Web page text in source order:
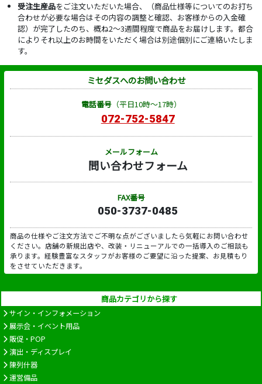
受注生産品をご注文いただいた場合、（商品仕様等についてのお打ち
合わせが必要な場合はその内容の調整と確認、お客様からの入金確
認）が完了したのち、概ね2～3週間程度で商品をお届けします。都合
によりそれ以上のお時間をいただく場合は別途個別にご連絡いたしま
す。
ミセダスへのお問い合わせ
電話番号（平日10時～17時）
072-752-5847
メールフォーム
問い合わせフォーム
FAX番号
050-3737-0485
商品の仕様やご注文方法でご不明な点がございましたら気軽にお問い合わせ
ください。店舗の新規出店や、改装・リニューアルでの一括導入のご相談も
承ります。経験豊富なスタッフがお客様のご要望に沿った提案、お見積もり
をさせていただきます。
商品カテゴリから探す
サイン・インフォメーション
展示会・イベント用品
販促・POP
演出・ディスプレイ
陳列什器
運営備品